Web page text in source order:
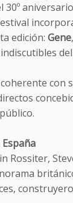
30º
edición: Gene
con
Rossiter,